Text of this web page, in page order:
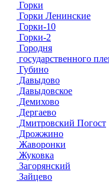
Горки
Горки Ленинские
Горки-10
Горки-2
Городня
государственного
Губино
Давыдово
Давыдовское
Демихово
Дергаево
Дмитровский Погост
Дрожжино
Жаворонки
Жуковка
Загорянский
Зайцево